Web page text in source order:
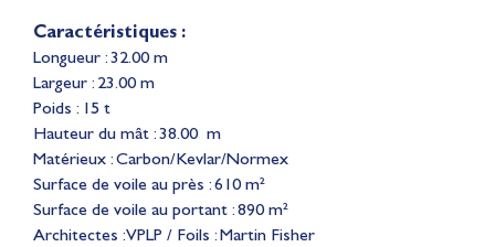
Caractéristiques :
Longueur : 32.00 m
Largeur : 23.00 m
Poids : 15 t
Hauteur du mât : 38.00 m
Matérieux : Carbon/Kevlar/Normex
Surface de voile au près : 610 m²
Surface de voile au portant : 890 m²
Architectes : VPLP / Foils : Martin Fisher